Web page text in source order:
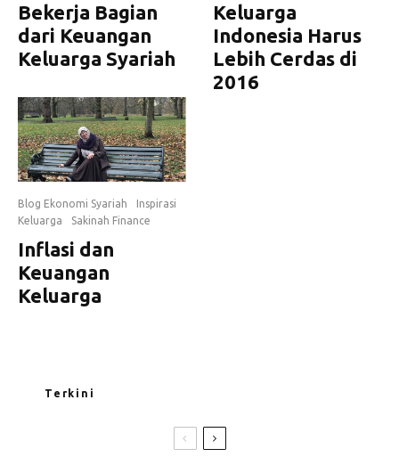
Bekerja Bagian
dari Keuangan
Keluarga Syariah
Blog Ekonomi Syariah
Inspirasi
Keluarga
Sakinah Finance
Inflasi dan
Keuangan
Keluarga
Keluarga
Indonesia Harus
Lebih Cerdas di
2016
Terkini